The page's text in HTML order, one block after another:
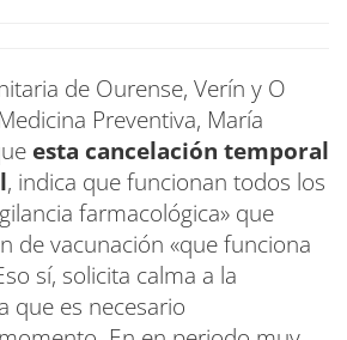
de Ourense, Verín y O
Preventiva, María
esta cancelación temporal
, indica que funcionan todos los
farmacológica» que
de vacunación «que funciona
sí, solicita calma a la
que es necesario